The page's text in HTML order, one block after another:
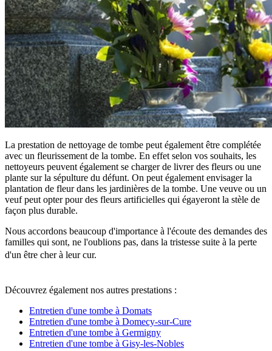
La prestation de nettoyage de tombe peut également être complétée
avec un fleurissement de la tombe. En effet selon vos souhaits, les
nettoyeurs peuvent également se charger de livrer des fleurs ou une
plante sur la sépulture du défunt. On peut également envisager la
plantation de fleur dans les jardinières de la tombe. Une veuve ou un
veuf peut opter pour des fleurs artificielles qui égayeront la stèle de
façon plus durable.
Nous accordons beaucoup d'importance à l'écoute des demandes des
familles qui sont, ne l'oublions pas, dans la tristesse suite à la perte
d'un être cher à leur cur.
Découvrez également nos autres prestations :
Entretien d'une tombe à Domats
Entretien d'une tombe à Domecy-sur-Cure
Entretien d'une tombe à Germigny
Entretien d'une tombe à Gisy-les-Nobles